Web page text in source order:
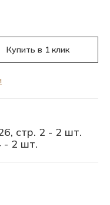
Купить в 1 клик
стр. 2 - 2 шт.
- 2 шт.